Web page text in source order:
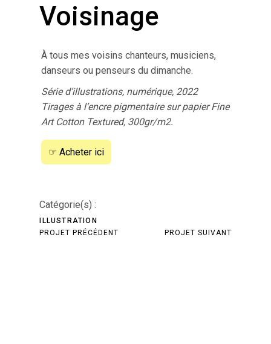
Voisinage
À tous mes voisins chanteurs, musiciens,
danseurs ou penseurs du dimanche.
Série d’illustrations, numérique, 2022
Tirages à l’encre pigmentaire sur papier Fine
Art Cotton Textured, 300gr/m2.
☞ Acheter ici
Catégorie(s) :
ILLUSTRATION
PROJET PRÉCÉDENT
PROJET SUIVANT